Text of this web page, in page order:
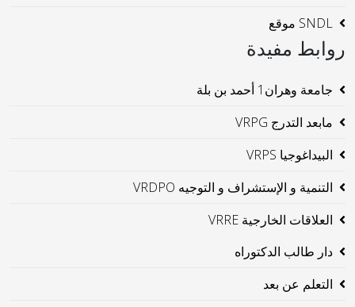
SNDL موقع
روابط مفيدة
جامعة وهران1 أحمد بن بلة
مابعد التدرج VRPG
البيداغوجيا VRPS
التنمية و الإستشراف و التوجيه VRDPO
العلاقات الخارجية VRRE
دار طالب الدكتوراه
التعلم عن بعد